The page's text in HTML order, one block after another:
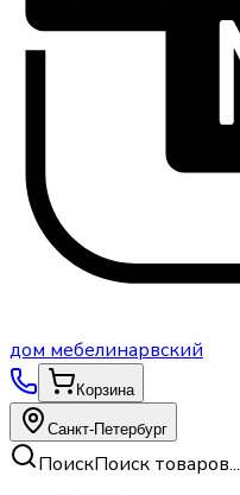
дом мебелинарвский
Корзина
Санкт-Петербург
ПоискПоиск товаров...